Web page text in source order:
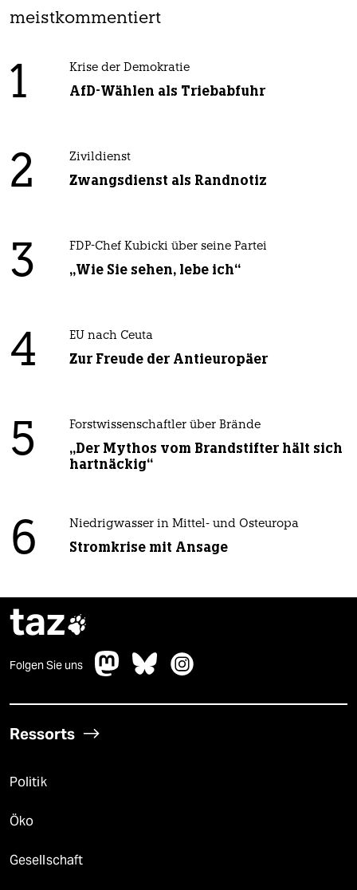
meistkommentiert
1 Krise der Demokratie
AfD-Wählen als Triebabfuhr
2 Zivildienst
Zwangsdienst als Randnotiz
3 FDP-Chef Kubicki über seine Partei
„Wie Sie sehen, lebe ich“
4 EU nach Ceuta
Zur Freude der Antieuropäer
5 Forstwissenschaftler über Brände
„Der Mythos vom Brandstifter hält sich
hartnäckig“
6 Niedrigwasser in Mittel- und Osteuropa
Stromkrise mit Ansage
taz
Folgen Sie uns
Ressorts
Politik
Öko
Gesellschaft